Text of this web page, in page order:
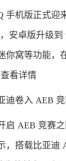
机版正式迎来
安卓版升级
你窝等功能，
看详情
卷入 AEB 竞
AEB 竞赛之
，搭载比亚迪